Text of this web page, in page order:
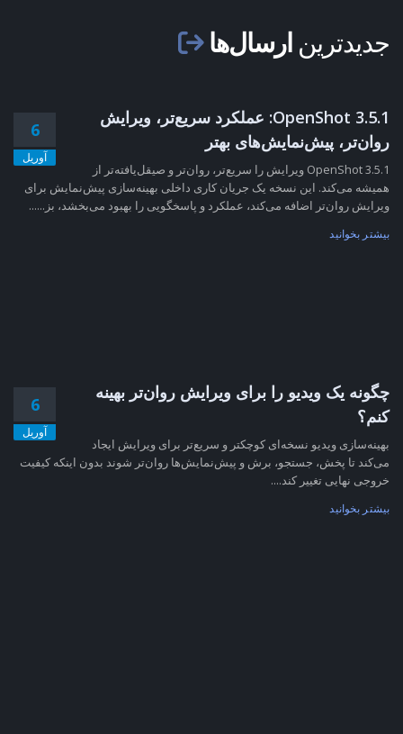
جدیدترین ارسال‌ها
6
آوریل
OpenShot 3.5.1: عملکرد سریع‌تر، ویرایش
روان‌تر، پیش‌نمایش‌های بهتر
OpenShot 3.5.1 ویرایش را سریع‌تر، روان‌تر و صیقل‌یافته‌تر از
همیشه می‌کند. این نسخه یک جریان کاری داخلی بهینه‌سازی پیش‌نمایش برای
ویرایش روان‌تر اضافه می‌کند، عملکرد و پاسخگویی را بهبود می‌بخشد، بز......
بیشتر بخوانید
6
آوریل
چگونه یک ویدیو را برای ویرایش روان‌تر بهینه
کنم؟
بهینه‌سازی ویدیو نسخه‌ای کوچکتر و سریع‌تر برای ویرایش ایجاد
می‌کند تا پخش، جستجو، برش و پیش‌نمایش‌ها روان‌تر شوند بدون اینکه کیفیت
خروجی نهایی تغییر کند....
بیشتر بخوانید